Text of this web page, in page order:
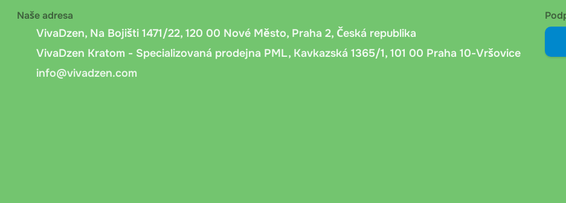
a vyžádá si podpis pro potvrzení převzetí.
Naše adresa
VivaDzen, Na Bojišti 1471/22, 120 00 Nové Město, Praha 2, Česká republika
VivaDzen Kratom - Specializovaná prodejna PML, Kavkazská 1365/1, 101 00 Praha 10-Vršovice
info@vivadzen.com